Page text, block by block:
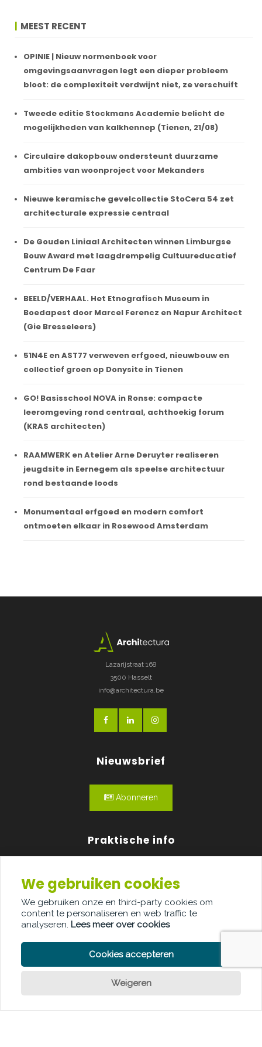
MEEST RECENT
OPINIE | Nieuw normenboek voor
omgevingsaanvragen legt een dieper probleem
bloot: de complexiteit verdwijnt niet, ze verschuift
Tweede editie Stockmans Academie belicht de
mogelijkheden van kalkhennep (Tienen, 21/08)
Circulaire dakopbouw ondersteunt duurzame
ambities van woonproject voor Mekanders
Nieuwe keramische gevelcollectie StoCera 54 zet
architecturale expressie centraal
De Gouden Liniaal Architecten winnen Limburgse
Bouw Award met laagdrempelig Cultuureducatief
Centrum De Faar
BEELD/VERHAAL. Het Etnografisch Museum in
Boedapest door Marcel Ferencz en Napur Architect
(Gie Bresseleers)
51N4E en AST77 verweven erfgoed, nieuwbouw en
collectief groen op Donysite in Tienen
GO! Basisschool NOVA in Ronse: compacte
leeromgeving rond centraal, achthoekig forum
(KRAS architecten)
RAAMWERK en Atelier Arne Deruyter realiseren
jeugdsite in Eernegem als speelse architectuur
rond bestaande loods
Monumentaal erfgoed en modern comfort
ontmoeten elkaar in Rosewood Amsterdam
Lazarijstraat 168
3500 Hasselt
info@architectura.be
Nieuwsbrief
Abonneren
Praktische info
Over ons
Adverteren
Contact
We gebruiken cookies
We gebruiken onze en third-party cookies om
content te personaliseren en web traffic te
analyseren. Lees meer over cookies
Cookies accepteren
Weigeren